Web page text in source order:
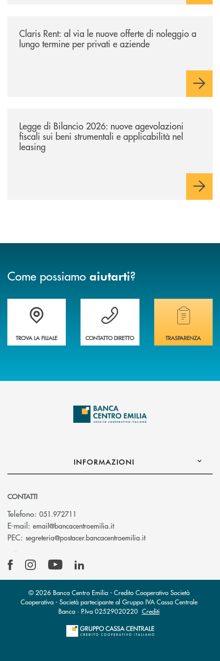
Claris Rent: al via le nuove offerte di noleggio a
lungo termine per privati e aziende
Legge di Bilancio 2026: nuove agevolazioni
fiscali sui beni strumentali e applicabilità nel
leasing
Come possiamo aiutarti?
Accedi all' elenco completo delle filiali
TROVA LA FILIALE
Vuoi avere maggiori informazioni sulla
CONTATTO DIRETTO
Hai bisogno di
TRASPARENZA
INFORMAZIONI
CONTATTI
Telefono: 051.972711
E-mail: email@bancacentroemilia.it(si apre l’app di posta
PEC: segreteria@postacer.bancacentroemilia.it(si apre l’app di
© 2026 Banca Centro Emilia - Credito Cooperativo Società
Cooperativa - Società partecipante al Gruppo IVA Cassa Centrale
Banca · P.Iva 02529020220 Crediti